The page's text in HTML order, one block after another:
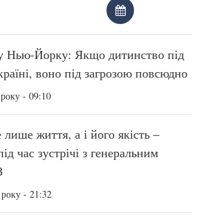
Нью-Йорку: Якщо дитинство під
воно під загрозою повсюдно
- 09:10
життя, а і його якість –
час зустрічі з генеральним
року - 21:32